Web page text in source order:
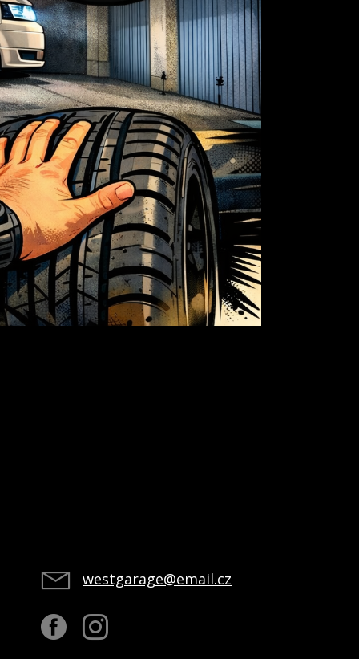
westgarage@email.cz